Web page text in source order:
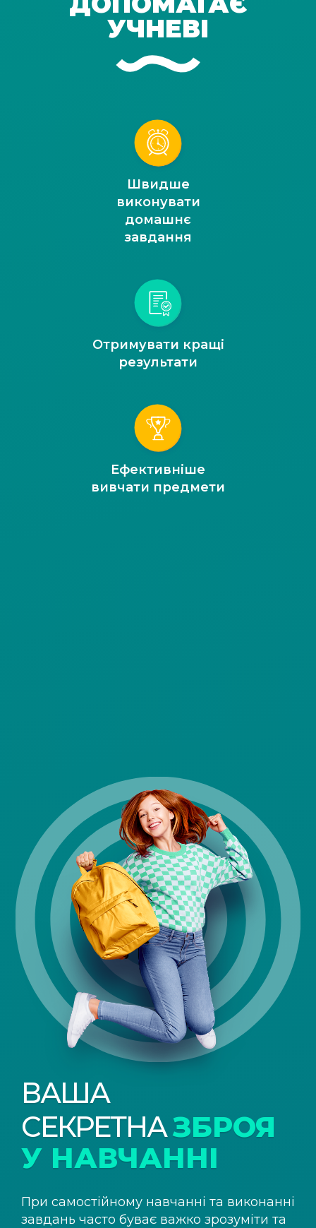
УЧНЕВІ
Швидше
виконувати
домашнє
завдання
Отримувати кращі
результати
Ефективніше
вивчати предмети
ВАША
СЕКРЕТНАЗБРОЯ
У НАВЧАННІ
При самостійному навчанні та виконанні
завдань часто буває важко зрозуміти та